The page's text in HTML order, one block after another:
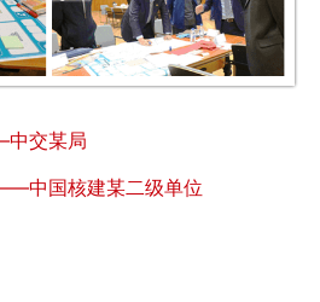
交某局
中国核建某二级单位